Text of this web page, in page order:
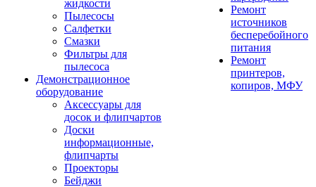
жидкости
Пылесосы
Салфетки
Смазки
Фильтры для
пылесоса
Демонстрационное
оборудование
Аксессуары для
досок и флипчартов
Доски
информационные,
флипчарты
Проекторы
Бейджи
Ремонт
источников
бесперебойного
питания
Ремонт
принтеров,
копиров, МФУ